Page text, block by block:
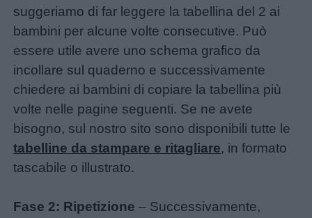
suggeriamo di far leggere la tabellina del 2 ai
bambini per alcune volte consecutive. Può
essere utile avere uno schema grafico da
incollare sul quaderno e successivamente
chiedere ai bambini di copiare la tabellina più
volte nelle pagine seguenti. Se ne avete
bisogno, sul nostro sito sono disponibili tutte le
tabelline da stampare e ritagliare, in formato
tascabile o illustrato.
Fase 2: Ripetizione– Successivamente,